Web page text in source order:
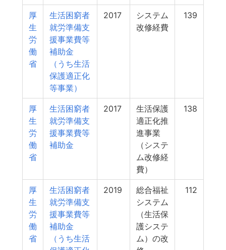
厚
生
労
働
省
生活困窮者
就労準備支
援事業費等
補助金
（うち生活
保護適正化
等事業）
2017
システム
改修経費
139
厚
生
労
働
省
生活困窮者
就労準備支
援事業費等
補助金
2017
生活保護
適正化推
進事業
（システ
ム改修経
費）
138
厚
生
労
働
省
生活困窮者
就労準備支
援事業費等
補助金
（うち生活
2019
総合福祉
システム
（生活保
護システ
ム）の改
112